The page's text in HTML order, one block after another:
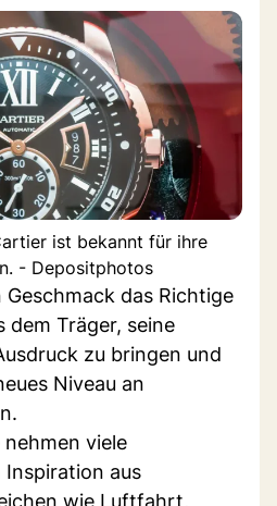
ist bekannt für ihre
- Depositphotos
das Richtige
dem Träger, seine
zu bringen und
Niveau an
viele
Inspiration aus
wie Luftfahrt,